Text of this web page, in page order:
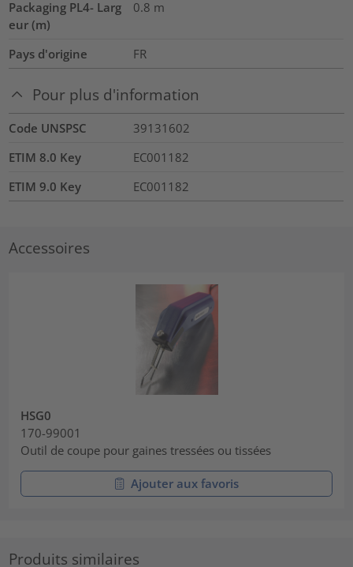
Packaging PL4- Larg
eur (m)
0.8 m
Pays d'origine FR
Pour plus d'information
Code UNSPSC
39131602
ETIM 8.0 Key
EC001182
ETIM 9.0 Key
EC001182
Accessoires
HSG0
170-99001
Outil de coupe pour gaines tressées ou tissées
Ajouter aux favoris
Produits similaires